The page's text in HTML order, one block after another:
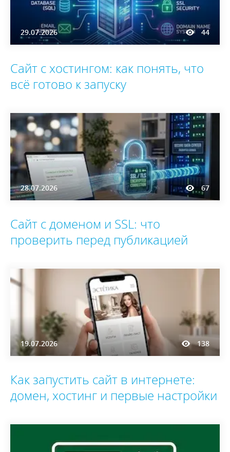
29.07.2026 44
Сайт с хостингом: как понять, что
всё готово к запуску
28.07.2026 67
Сайт с доменом и SSL: что
проверить перед публикацией
19.07.2026 138
Как запустить сайт в интернете:
домен, хостинг и первые настройки